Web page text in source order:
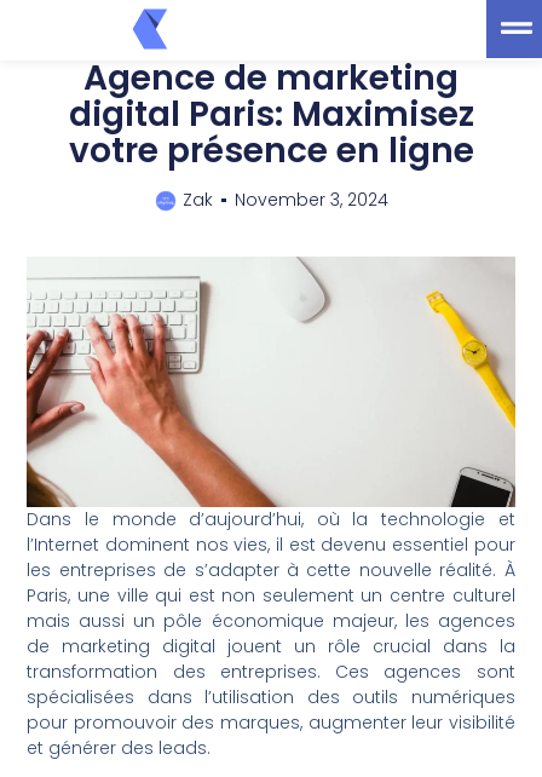
Agence de marketing
digital Paris: Maximisez
votre présence en ligne
Zak November 3, 2024
Dans le monde d’aujourd’hui, où la technologie et
l’Internet dominent nos vies, il est devenu essentiel pour
les entreprises de s’adapter à cette nouvelle réalité. À
Paris, une ville qui est non seulement un centre culturel
mais aussi un pôle économique majeur, les agences
de marketing digital jouent un rôle crucial dans la
transformation des entreprises. Ces agences sont
spécialisées dans l’utilisation des outils numériques
pour promouvoir des marques, augmenter leur visibilité
et générer des leads.